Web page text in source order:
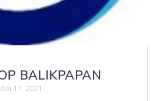
BALIKPAPAN
17, 2021